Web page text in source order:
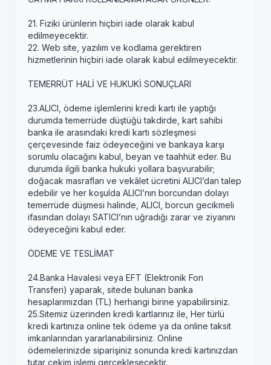
21. Fiziki ürünlerin hiçbiri iade olarak kabul
edilmeyecektir.
22. Web site, yazılım ve kodlama gerektiren
hizmetlerinin hiçbiri iade olarak kabul edilmeyecektir.
TEMERRÜT HALİ VE HUKUKİ SONUÇLARI
23.ALICI, ödeme işlemlerini kredi kartı ile yaptığı
durumda temerrüde düştüğü takdirde, kart sahibi
banka ile arasındaki kredi kartı sözleşmesi
çerçevesinde faiz ödeyeceğini ve bankaya karşı
sorumlu olacağını kabul, beyan ve taahhüt eder. Bu
durumda ilgili banka hukuki yollara başvurabilir;
doğacak masrafları ve vekâlet ücretini ALICI’dan talep
edebilir ve her koşulda ALICI’nın borcundan dolayı
temerrüde düşmesi halinde, ALICI, borcun gecikmeli
ifasından dolayı SATICI’nın uğradığı zarar ve ziyanını
ödeyeceğini kabul eder.
ÖDEME VE TESLİMAT
24.Banka Havalesi veya EFT (Elektronik Fon
Transferi) yaparak, sitede bulunan banka
hesaplarımızdan (TL) herhangi birine yapabilirsiniz.
25.Sitemiz üzerinden kredi kartlarınız ile, Her türlü
kredi kartınıza online tek ödeme ya da online taksit
imkanlarından yararlanabilirsiniz. Online
ödemelerinizde siparişiniz sonunda kredi kartınızdan
tutar çekim işlemi gerçekleşecektir.